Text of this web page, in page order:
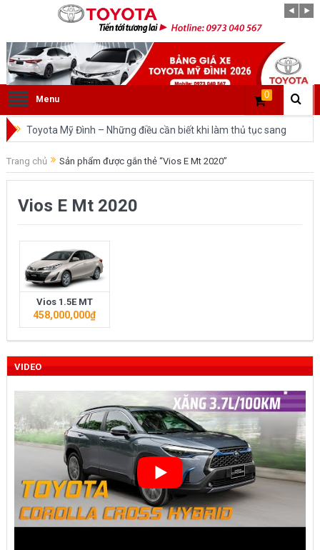
Menu 0
Toyota Mỹ Đình – Những điều cần biết khi làm thủ tục sang
tên ô tô trong cùng tỉnh.
So sánh Toyota Veloz Cross và Toyota Innova: Nên chọn xe
nào?
nhất trên thị trường.
Những dòng xe của Toyota đang chiếm lĩnh tại thị trường
Việt Nam?
Land cruiser 2022 phiên bản mới
phá
“Bật mí” những thay đổi của Toyota Land Cruiser 2021 vừa
được ra mắt tại Việt Nam
Những dòng xe Toyota đang phổ biến nhất trên thị trường
Việt Nam hiện nay.
Trang chủ Sản phẩm được gắn thẻ “Vios E Mt 2020”
Vios E Mt 2020
Vios 1.5E MT
458,000,000₫
VIDEO